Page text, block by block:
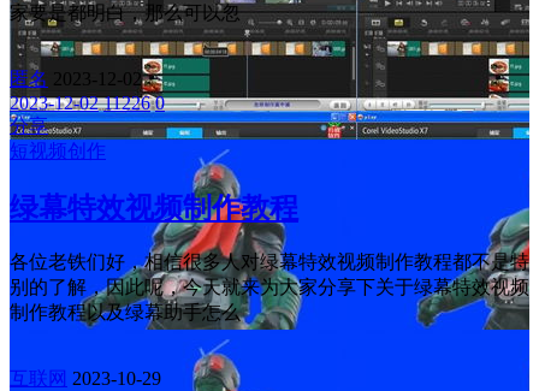
家要是都明白，那么可以忽
匿名
2023-12-02
2023-12-02 11226 0
分享
短视频创作
绿幕特效视频制作教程
各位老铁们好，相信很多人对绿幕特效视频制作教程都不是特
别的了解，因此呢，今天就来为大家分享下关于绿幕特效视频
制作教程以及绿幕助手怎么
互联网 2023-10-29